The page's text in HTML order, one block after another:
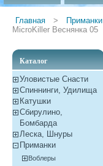
Главная > Приманки
MicroKiller Веснянка 05
Каталог
Уловистые Снасти
Спиннинги, Удилища
Катушки
Сбирулино,
Бомбарда
Леска, Шнуры
Приманки
Воблеры